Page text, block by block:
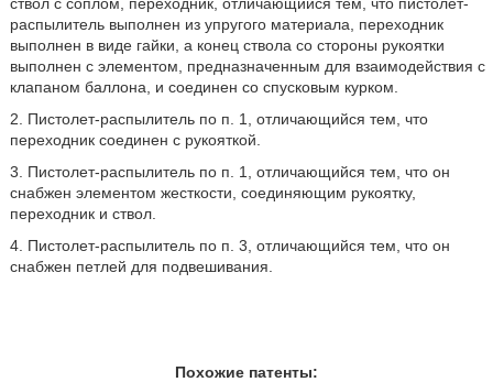
распылитель выполнен из упругого материала, переходник
выполнен в виде гайки, а конец ствола со стороны рукоятки
выполнен с элементом, предназначенным для взаимодействия с
клапаном баллона, и соединен со спусковым курком.
2. Пистолет-распылитель по п. 1, отличающийся тем, что
переходник соединен с рукояткой.
3. Пистолет-распылитель по п. 1, отличающийся тем, что он
снабжен элементом жесткости, соединяющим рукоятку,
переходник и ствол.
4. Пистолет-распылитель по п. 3, отличающийся тем, что он
снабжен петлей для подвешивания.
Похожие патенты: